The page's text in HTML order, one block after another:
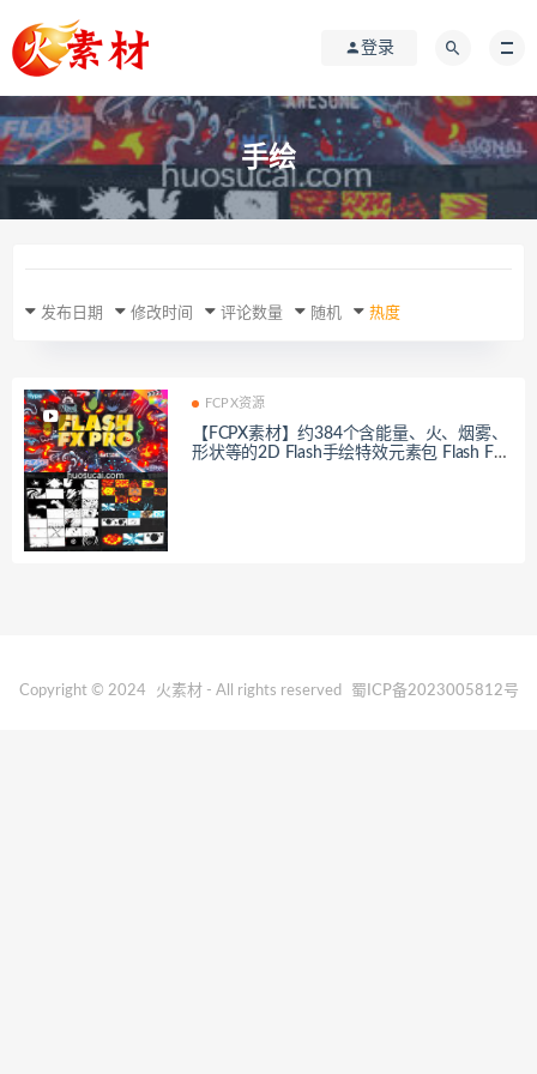
登录
手绘
发布日期 修改时间 评论数量 随机 热度
FCPX资源
【FCPX素材】约384个含能量、火、烟雾、
形状等的2D Flash手绘特效元素包 Flash FX
Copyright © 2024 火素材- All rights reserved 蜀ICP备2023005812号